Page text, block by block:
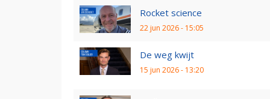
Rocket science
22 jun 2026 - 15:05
De weg kwijt
15 jun 2026 - 13:20